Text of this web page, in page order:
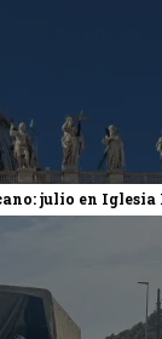
julio en